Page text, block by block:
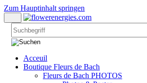
Zum Hauptinhalt springen
Acceuil
Boutique Fleurs de Bach
Fleurs de Bach PHOTOS